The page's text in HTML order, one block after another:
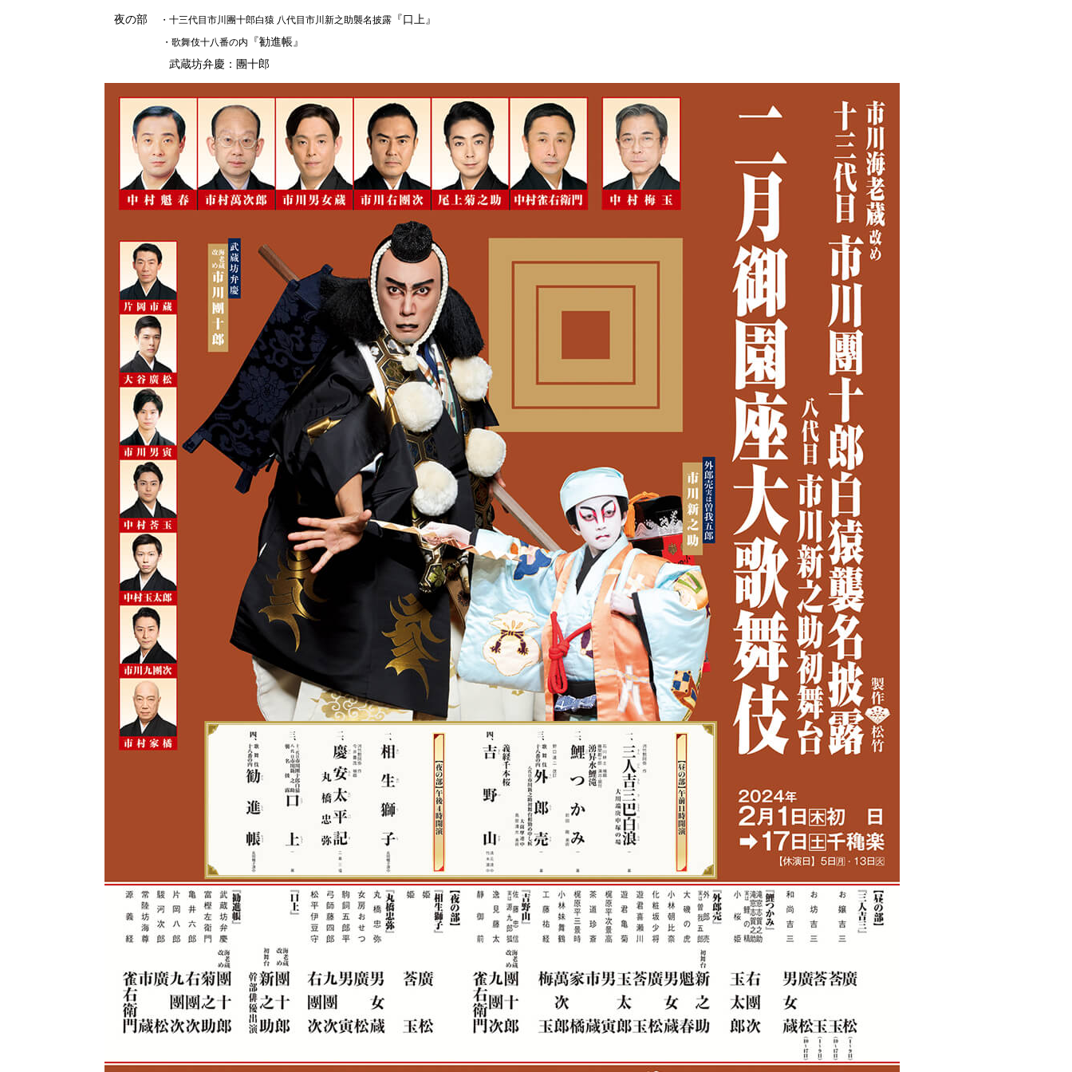
夜の部 ・十三代目市川團十郎白猿 八代目市川新之助襲名披露 『口上』
・歌舞伎十八番の内
『勧進帳』
武蔵坊弁慶：團十郎